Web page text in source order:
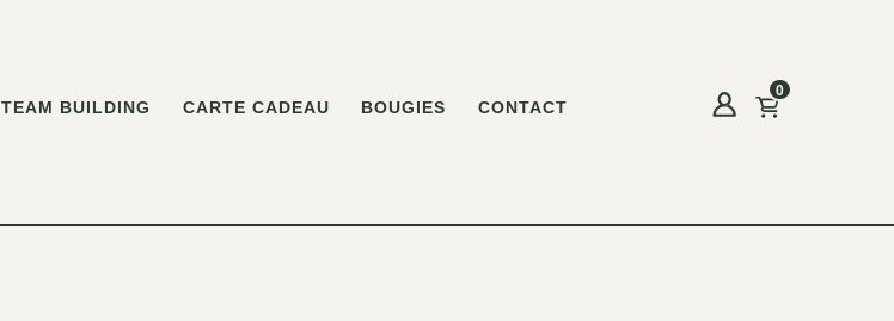
TEAM BUILDING CARTE CADEAU BOUGIES CONTACT
0